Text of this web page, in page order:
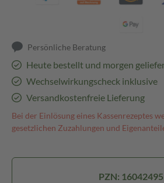
Persönliche Beratung
Heute bestellt und morgen
Wechselwirkungscheck inklusive
Versandkostenfreie Lieferung
Bei der Einlösung eines Kassenrezeptes
gesetzlichen Zuzahlungen und
PZN: 16042495